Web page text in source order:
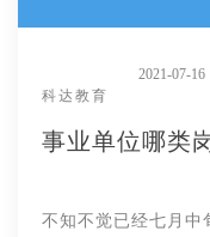
科达教育
2021-07-16
事业单位哪类
不知不觉已经七月中